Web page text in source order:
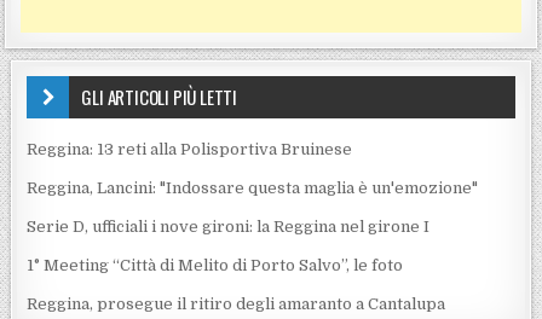
GLI ARTICOLI PIÙ LETTI
Reggina: 13 reti alla Polisportiva Bruinese
Reggina, Lancini: "Indossare questa maglia è un'emozione"
Serie D, ufficiali i nove gironi: la Reggina nel girone I
1° Meeting “Città di Melito di Porto Salvo”, le foto
Reggina, prosegue il ritiro degli amaranto a Cantalupa